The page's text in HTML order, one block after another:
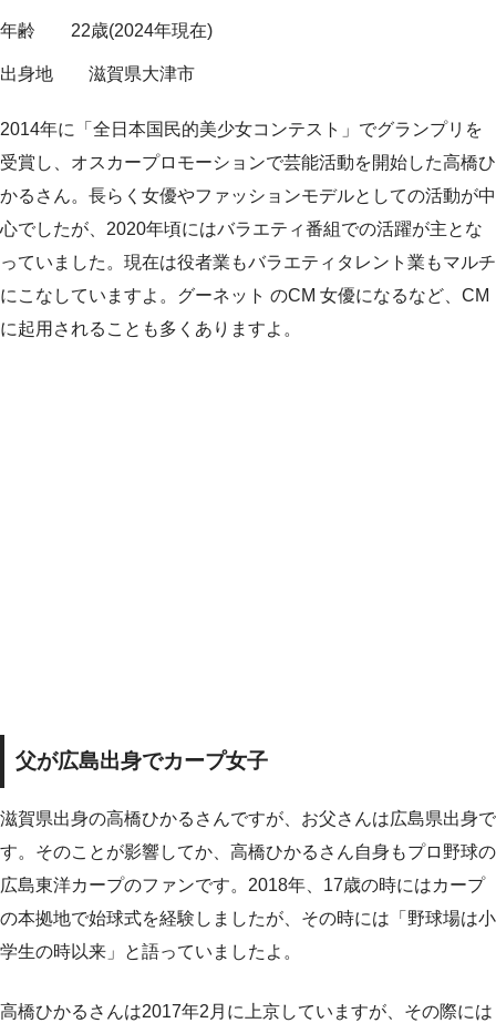
年齢 22歳(2024年現在)
出身地 滋賀県大津市
2014年に「全日本国民的美少女コンテスト」でグランプリを
受賞し、オスカープロモーションで芸能活動を開始した高橋ひ
かるさん。長らく女優やファッションモデルとしての活動が中
心でしたが、2020年頃にはバラエティ番組での活躍が主とな
っていました。現在は役者業もバラエティタレント業もマルチ
にこなしていますよ。グーネット のCM 女優になるなど、CM
に起用されることも多くありますよ。
父が広島出身でカープ女子
滋賀県出身の高橋ひかるさんですが、お父さんは広島県出身で
す。そのことが影響してか、高橋ひかるさん自身もプロ野球の
広島東洋カープのファンです。2018年、17歳の時にはカープ
の本拠地で始球式を経験しましたが、その時には「野球場は小
学生の時以来」と語っていましたよ。
高橋ひかるさんは2017年2月に上京していますが、その際には